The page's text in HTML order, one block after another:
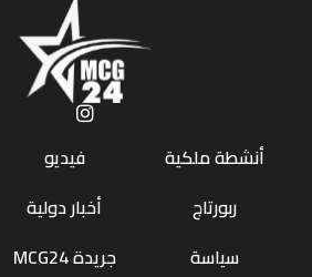
أنشطة ملكية
ربورتاج
سياسة
فيديو
أخبار دولية
جريدة MCG24